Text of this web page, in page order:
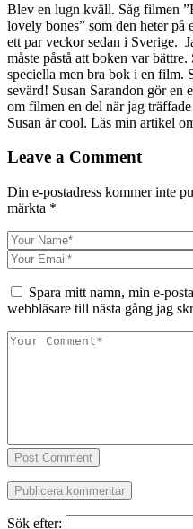
Blev en lugn kväll. Såg filmen
lovely bones” som den heter på
ett par veckor sedan i Sverige.
måste påstå att boken var
speciella men bra bok i en film.
sevärd! Susan Sarandon gör en
om filmen en del när jag
Susan är cool. Läs min artikel
Leave a Comment
Din e-postadress kommer inte
märkta *
Spara mitt namn, min e-
webbläsare till nästa gång jag
Post Comment
Sök efter: